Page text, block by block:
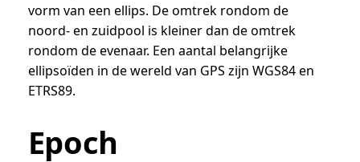
vorm van een ellips. De omtrek rondom de
noord- en zuidpool is kleiner dan de omtrek
rondom de evenaar. Een aantal belangrijke
ellipsoïden in de wereld van GPS zijn WGS84 en
ETRS89.
Epoch